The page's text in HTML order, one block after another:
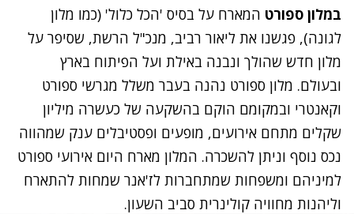
במלון ספורט המארח על בסיס 'הכל כלול' (כמו מלון
לגונה), פגשנו את ליאור רביב, מנכ"ל הרשת, שסיפר על
מלון חדש שהולך ונבנה באילת ועל הפיתוח בארץ
ובעולם. מלון ספורט נהנה בעבר משלל מגרשי ספורט
וקאנטרי ובמקומם הוקם בהשקעה של כעשרה מיליון
שקלים מתחם אירועים, מופעים ופסטיבלים ענק שמהווה
נכס נוסף וניתן להשכרה. המלון מארח היום אירועי ספורט
למיניהם ומשפחות שמתחברות לז'אנר שמחות להתארח
וליהנות מחוויה קולינרית סביב השעון.